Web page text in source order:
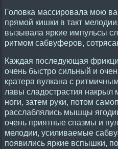
Головка массировала мою
прямой кишки в такт
вызывала яркие импульсы
ритмом сабвуферов,
Каждая последующая
очень быстро сильный и
кратера вулкана с
лавы сладострастия накрыл
ноги, затем руки, потом
расслаблялись мышцы
очень приятные спазмы и
мелодии, усиливаемые
появились яркие вспышки,